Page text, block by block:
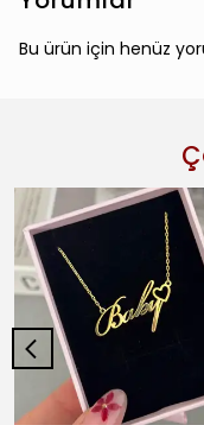
Bu ürün için henüz